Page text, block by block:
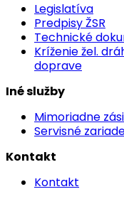
Legislatíva
Predpisy ŽSR
Technické
Kríženie žel.
doprave
Iné služby
Mimoriadne
Servisné
Kontakt
Kontakt